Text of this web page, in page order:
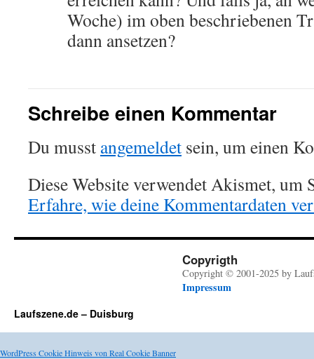
Woche) im oben beschriebenen
dann ansetzen?
Schreibe einen Kommentar
Du musst angemeldet sein, um einen
Diese Website verwendet Akismet, um
Erfahre, wie deine Kommentardaten
Copyrigth
Copyright © 2001-2025 by
Impressum
Laufszene.de – Duisburg
WordPress Cookie Hinweis von Real Cookie Banner